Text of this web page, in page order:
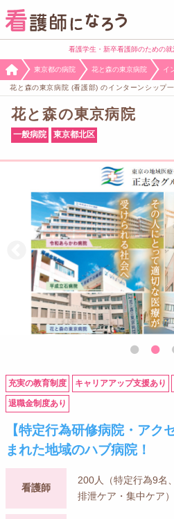
看護学生・新卒看護師のための
東京都の病院 花と森の東京病院 イ
花と森の東京病院 (看護部) のインターンシップ一
花と森の東京病院
一般病院 東京都北区
充実の教育制度 キャリアアップ支援あり
退職金制度あり
【特定行為研修病院・アク
まれた地域のハブ病院！
看護師
200人（特定行為9名
排泄ケア・集中ケア）